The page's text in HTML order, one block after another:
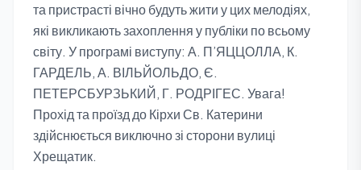
та пристрасті вічно будуть жити у цих мелодіях,
які викликають захоплення у публіки по всьому
світу. У програмі виступу: А. П’ЯЦЦОЛЛА, К.
ГАРДЕЛЬ, А. ВІЛЬЙОЛЬДО, Є.
ПЕТЕРСБУРЗЬКИЙ, Г. РОДРІГЕС. Увага!
Прохід та проїзд до Кірхи Св. Катерини
здійснюється виключно зі сторони вулиці
Хрещатик.